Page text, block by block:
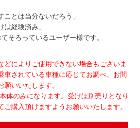
ことは当分ないだろう」
は経験済み」
そろっているユーザー様です。
によりご使用できない場合もございま
車されている車種に応じてお調べ、お問
いいたします。
体のみになります。受けは別売りとなり
ご購入頂けますようお願いいたします。